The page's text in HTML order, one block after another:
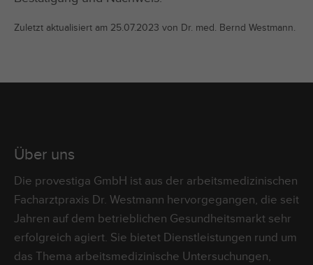
Zuletzt aktualisiert am 25.07.2023 von Dr. med. Bernd Westmann.
Über uns
Die provestiga GmbH ist aus der arbeitsmedizinischen
Facharztpraxis Dr. Westmann hervorgegangen, die seit
Jahren auf dem betrieblichen Gesundheitsmarkt sehr
erfolgreich agiert. Sie bietet Dienstleistungen rund um
das Thema arbeitsmedizinische Untersuchungen,